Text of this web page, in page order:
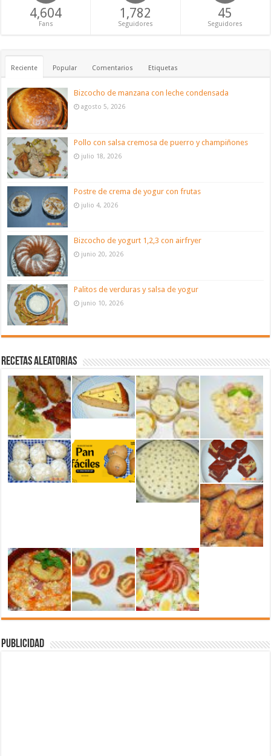
4,604
Fans
1,782
Seguidores
45
Seguidores
Reciente Popular Comentarios Etiquetas
Bizcocho de manzana con leche condensada
agosto 5, 2026
Pollo con salsa cremosa de puerro y champiñones
julio 18, 2026
Postre de crema de yogur con frutas
julio 4, 2026
Bizcocho de yogurt 1,2,3 con airfryer
junio 20, 2026
Palitos de verduras y salsa de yogur
junio 10, 2026
Recetas aleatorias
Publicidad